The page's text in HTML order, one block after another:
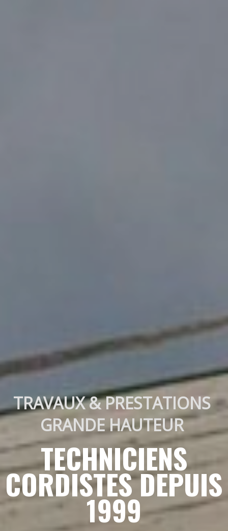
TRAVAUX & PRESTATIONS
GRANDE HAUTEUR
TECHNICIENS
CORDISTES DEPUIS
1999